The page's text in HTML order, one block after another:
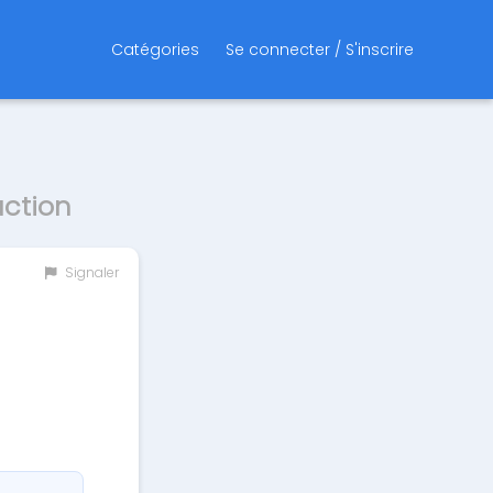
Catégories Se connecter / S'inscrire
Signaler